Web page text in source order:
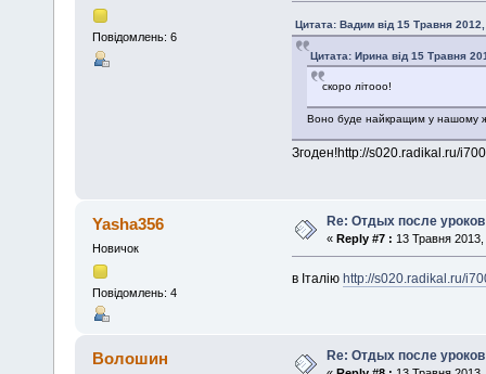
Повідомлень: 6
Цитата: Вадим від 15 Травня
Цитата: Ирина від 15 Травня
скоро літооо!
Воно буде найкращим у нашому
Згоден!http://s020.radikal.ru/
Yasha356
Новичок
Повідомлень: 4
Re: Отдых после уроков
« Reply #7 : 13 Травня
в Італію http://s020.radikal.ru/
Волошин Re: Отдых после уроков